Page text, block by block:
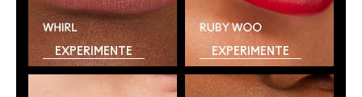
EXPERIMENTE EXPERIMENTE